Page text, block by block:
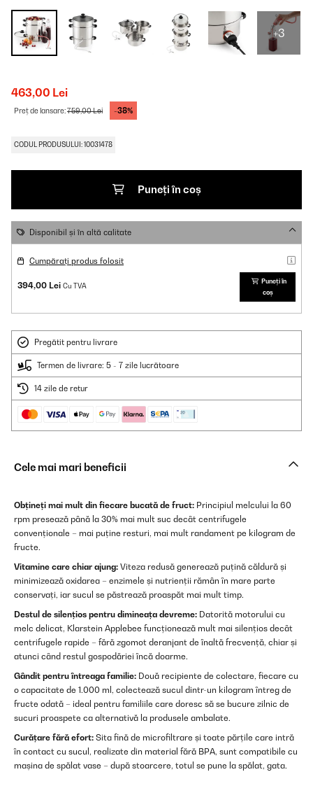
+3
463,00 Lei
Preț de lansare:759,00 Lei -38%
CODUL PRODUSULUI: 10031478
Puneți în coș
Disponibil și în altă calitate
Cumpărați produs folosit
394,00 Lei Cu TVA
Puneți în
coș
Pregătit pentru livrare
Termen de livrare: 5 - 7 zile lucrătoare
14 zile de retur
Cele mai mari beneficii
Obțineți mai mult din fiecare bucată de fruct: Principiul melcului la 60
rpm presează până la 30% mai mult suc decât centrifugele
convenționale – mai puține resturi, mai mult randament pe kilogram de
fructe.
Vitamine care chiar ajung: Viteza redusă generează puțină căldură și
minimizează oxidarea – enzimele și nutrienții rămân în mare parte
conservați, iar sucul se păstrează proaspăt mai mult timp.
Destul de silențios pentru dimineața devreme: Datorită motorului cu
melc delicat, Klarstein Applebee funcționează mult mai silențios decât
centrifugele rapide – fără zgomot deranjant de înaltă frecvență, chiar și
atunci când restul gospodăriei încă doarme.
Gândit pentru întreaga familie: Două recipiente de colectare, fiecare cu
o capacitate de 1.000 ml, colectează sucul dintr-un kilogram întreg de
fructe odată – ideal pentru familiile care doresc să se bucure zilnic de
sucuri proaspete ca alternativă la produsele ambalate.
Curățare fără efort: Sita fină de microfiltrare și toate părțile care intră
în contact cu sucul, realizate din material fără BPA, sunt compatibile cu
mașina de spălat vase – după stoarcere, totul se pune la spălat, gata.